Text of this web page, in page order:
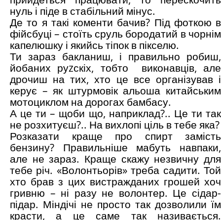
нуль і піде в стабільний мінус.
Де то я такі коменти бачив? Під фоткою в
фійсбуці – стоїть сруль бородатий в чорнім
капелюшку і якийсь тіпок в пікселю.
Ти зараз бакланиш, і правильно робиш,
йобаних руzскіх, тобто виконавців, але
дрочиш на тих, хто це все організував і
керує – як штурмовік альоша китайським
мотоциклом на дорогах бамбасу.
А це ти – щоби що, наприклад?.. Це ти так
не розхитуєш?.. На вихлопі ціль в тебе яка?
Розказати краще про спирт замість
бензину? Правильніше мабуть навпаки,
але не зараз. Краще скажу незвичну для
тебе річ. «Волонтьорів» треба садити. Той
хто брав з цих вистражданих грошей хоч
гривню – ні разу не волонтер. Це сідар-
підар. Міндічі не просто так дозволили їм
красти, а це саме так називається.